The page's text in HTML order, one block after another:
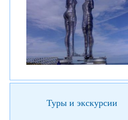
Туры и экскурсии